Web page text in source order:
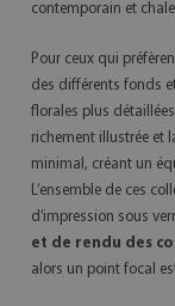
contemporain et
Pour ceux qui
des différents fonds
florales plus
richement illustrée et
minimal, créant un
L’ensemble de ces
d’impression sous
et de rendu des
alors un point focal